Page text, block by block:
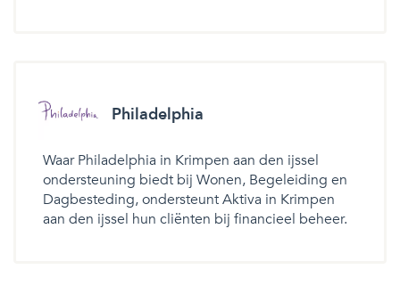
Philadelphia
Waar Philadelphia in Krimpen aan den ijssel
ondersteuning biedt bij Wonen, Begeleiding en
Dagbesteding, ondersteunt Aktiva in Krimpen
aan den ijssel hun cliënten bij financieel beheer.